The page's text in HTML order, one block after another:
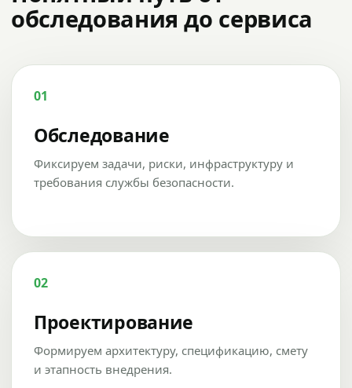
обследования до сервиса
01
Обследование
Фиксируем задачи, риски, инфраструктуру и
требования службы безопасности.
02
Проектирование
Формируем архитектуру, спецификацию, смету
и этапность внедрения.